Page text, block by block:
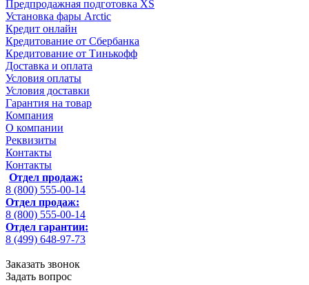
Предпродажная подготовка XS
Установка фары Arctic
Кредит онлайн
Кредитование от Сбербанка
Кредитование от Тинькофф
Доставка и оплата
Условия оплаты
Условия доставки
Гарантия на товар
Компания
О компании
Реквизиты
Контакты
Контакты
Отдел продаж:
8 (800) 555-00-14
Отдел продаж:
8 (800) 555-00-14
Отдел гарантии:
8 (499) 648-97-73
Заказать звонок
Задать вопрос